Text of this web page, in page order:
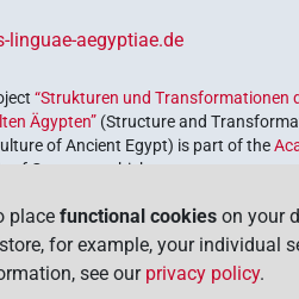
linguae-aegyptiae.de
“Strukturen und Transformationen
Ägypten” (Structure and
of Ancient Egypt) is part of the
of Germany, which serves to
place functional cookies on your
for example, your individual
see our privacy policy.